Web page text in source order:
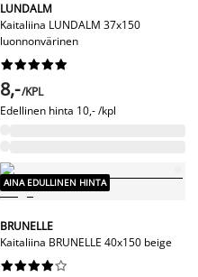
LUNDALM
Kaitaliina LUNDALM 37x150
luonnonvärinen






8,-/KPL
Edellinen hinta 10,- /kpl
AINA EDULLINEN HINTA
BRUNELLE
Kaitaliina BRUNELLE 40x150 beige





